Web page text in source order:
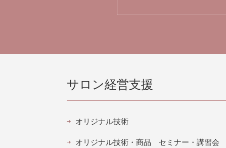
サロン経営支援
オリジナル技術
オリジナル技術・商品 セミナー・講習会